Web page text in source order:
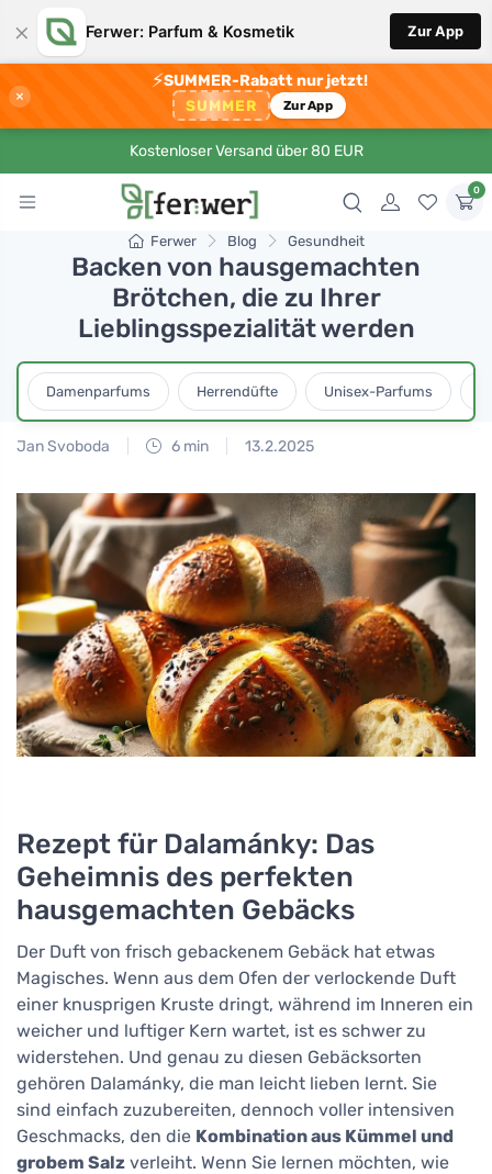
× Ferwer: Parfum & Kosmetik Zur App
×
⚡SUMMER-Rabatt nur jetzt!
SUMMER Zur App
Kostenloser Versand über 80 EUR
0
Ferwer Blog Gesundheit
Backen von hausgemachten
Brötchen, die zu Ihrer
Lieblingsspezialität werden
Damenparfums Herrendüfte Unisex-Parfums
Jan Svoboda 6 min 13.2.2025
Rezept für Dalamánky: Das
Geheimnis des perfekten
hausgemachten Gebäcks
Der Duft von frisch gebackenem Gebäck hat etwas
Magisches. Wenn aus dem Ofen der verlockende Duft
einer knusprigen Kruste dringt, während im Inneren ein
weicher und luftiger Kern wartet, ist es schwer zu
widerstehen. Und genau zu diesen Gebäcksorten
gehören Dalamánky, die man leicht lieben lernt. Sie
sind einfach zuzubereiten, dennoch voller intensiven
Geschmacks, den die Kombination aus Kümmel und
grobem Salz verleiht. Wenn Sie lernen möchten, wie